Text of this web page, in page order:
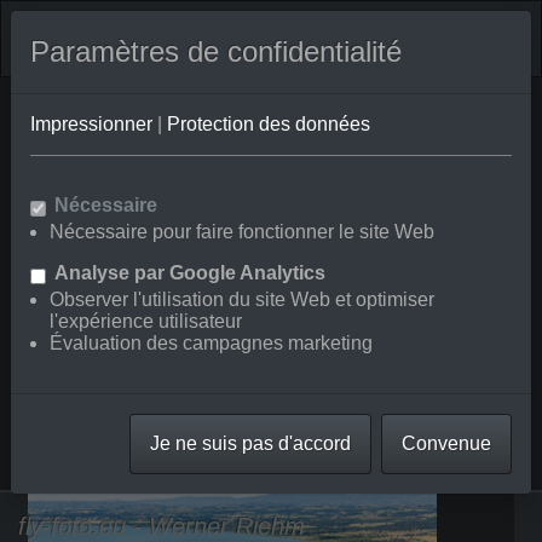
Rechercher en
⇗ Départements voisins
aériennes de la
Castiglione del Lago
Castiglione/Mugnanesi
Tuoro sul Trasimeno
fly-foto.eu - Werner Riehm
Paramètres de confidentialité
Impressionner Protection des données
Nécessaire
Nécessaire pour faire fonctionner le site Web
Analyse par Google Analytics
Observer l'utilisation du site Web et optimiser
l'expérience utilisateur
Évaluation des campagnes marketing
Je ne suis pas d'accord Convenue